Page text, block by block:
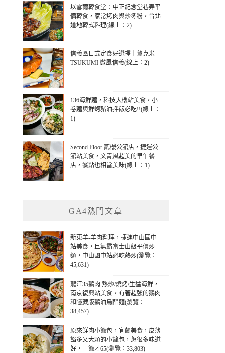
以雪爾韓食堂：中正紀念堂巷弄平
價韓食，家常烤肉與炒冬粉，台北
道地韓式料理(線上：2)
信義區日式定食好選擇｜鶿克米
TSUKUMI 微風信義(線上：2)
136海鮮麵，科技大樓站美食，小
卷麵與鮮蚵豬油拌飯必吃!!(線上：
1)
Second Floor 貳樓公館店，捷運公
館站美食，文青風超美的早午餐
店，餐點也相當美味(線上：1)
GA4熱門文章
新東羊-羊肉料理，捷運中山國中
站美食，巨無霸富士山級平價炒
麵，中山國中站必吃熱炒(瀏覽：
45,631)
龍江35鵝肉 熱炒/燒烤/生猛海鮮，
南京復興站美食，有著超強的鵝肉
和隱藏版鵝油烏醋麵(瀏覽：
38,457)
原來鮮肉小籠包，宜蘭美食，皮薄
餡多又大顆的小籠包，蔥很多味道
好，一籠才65(瀏覽：33,803)